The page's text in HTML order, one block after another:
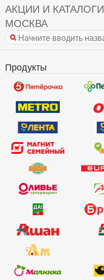
АКЦИИ И
МОСКВА
Продукты